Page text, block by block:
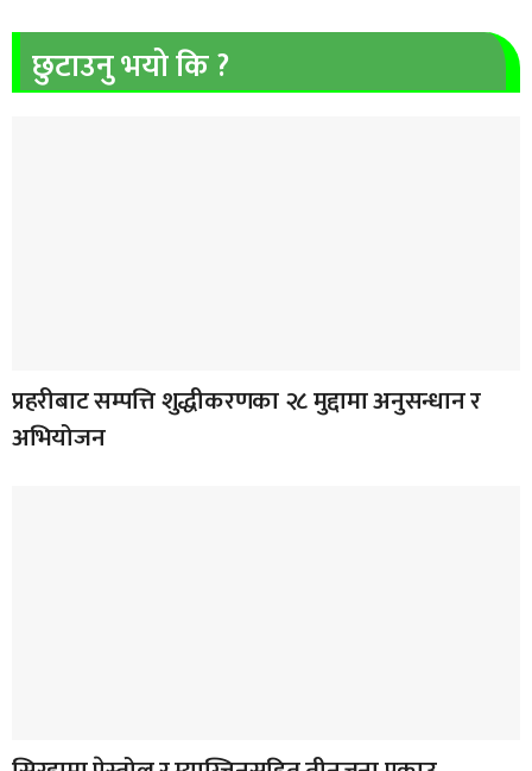
छुटाउनु भयो कि ?
प्रहरीबाट सम्पत्ति शुद्धीकरणका २८ मुद्दामा अनुसन्धान र
अभियोजन